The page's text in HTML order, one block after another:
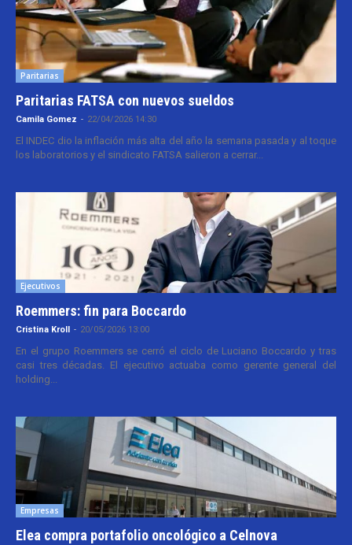
Paritarias
Paritarias FATSA con nuevos sueldos
Camila Gomez - 22/04/2026 14:30
El INDEC dio la inflación más alta del año la semana pasada y al toque
los laboratorios y el sindicato FATSA salieron a cerrar...
Ejecutivos
Roemmers: fin para Boccardo
Cristina Kroll - 20/05/2026 13:00
En el grupo Roemmers se cerró el ciclo de Luciano Boccardo y tras
casi tres décadas. El ejecutivo actuaba como gerente general del
holding...
Empresas
Elea compra portafolio oncológico a Celnova